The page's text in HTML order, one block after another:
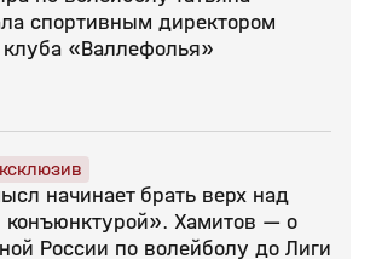
спортивным директором
клуба «Валлефолья»
начинает брать верх над
конъюнктурой». Хамитов — о
России по волейболу до Лиги